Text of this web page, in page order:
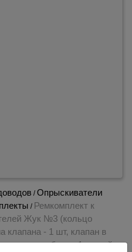
/Опрыскиватели
/ Ремкомплект к
Жук №3 (кольцо
клапана - 1 шт, клапан в
уголок в сборе - 1 шт, гайка